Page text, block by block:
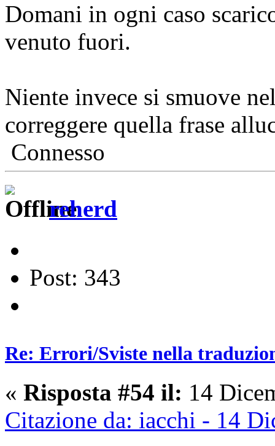
Domani in ogni caso
venuto fuori.
Niente invece si smuove
correggere quella frase
Connesso
reherd
Post: 343
Re: Errori/Sviste nella
« Risposta #54 il: 14
Citazione da: iacchi - 14